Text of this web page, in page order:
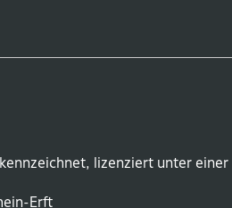
lizenziert unter einer
Erft